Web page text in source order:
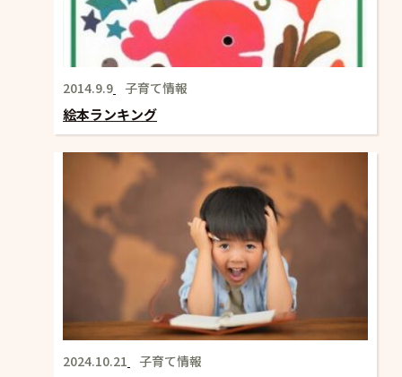
2014.9.9 子育て情報
絵本ランキング
2024.10.21 子育て情報